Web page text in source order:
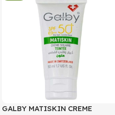
GALBY MATISKIN CREME